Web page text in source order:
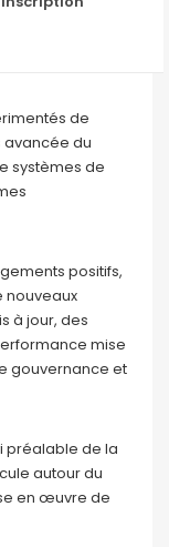
de
avancée du
systèmes de
positifs,
nouveaux
à jour, des
mise
gouvernance et
préalable de la
autour du
en œuvre de